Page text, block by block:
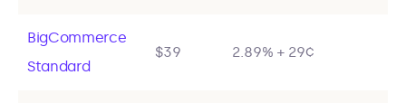
BigCommerce
Standard
$39 2.89% + 29¢